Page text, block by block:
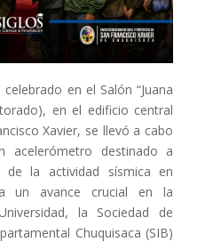
en el Salón “Juana
en el edificio central
Xavier, se llevó a cabo
acelerómetro destinado a
la actividad sísmica en
un avance crucial en la
la Sociedad de
Chuquisaca (SIB)